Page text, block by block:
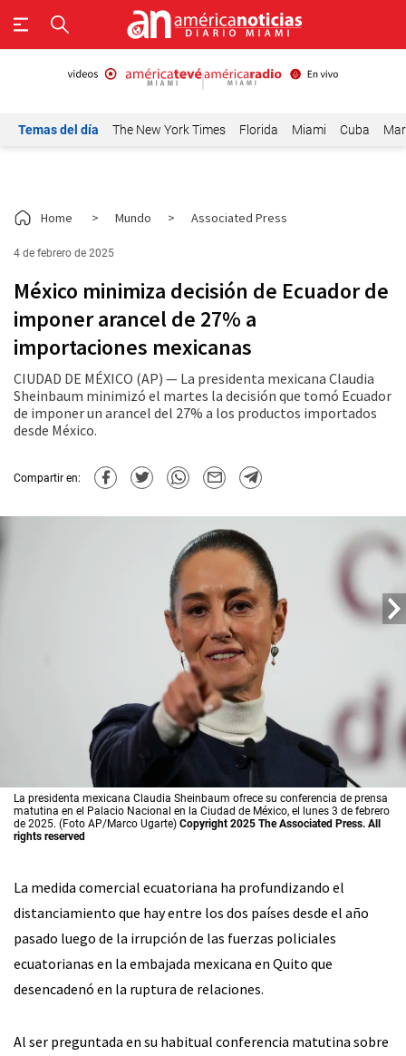
Temas del día The New York Times Florida Miami Cuba
Home > Mundo > Associated Press
4 de febrero de 2025
México minimiza decisión de Ecuador de
imponer arancel de 27% a
importaciones mexicanas
CIUDAD DE MÉXICO (AP) — La presidenta mexicana Claudia
Sheinbaum minimizó el martes la decisión que tomó Ecuador
de imponer un arancel del 27% a los productos importados
desde México.
Compartir en:
La presidenta mexicana Claudia Sheinbaum ofrece su conferencia de prensa
matutina en el Palacio Nacional en la Ciudad de México, el lunes 3 de febrero
de 2025. (Foto AP/Marco Ugarte) Copyright 2025 The Associated Press. All
rights reserved
La medida comercial ecuatoriana ha profundizando el
distanciamiento que hay entre los dos países desde el año
pasado luego de la irrupción de las fuerzas policiales
ecuatorianas en la embajada mexicana en Quito que
desencadenó en la ruptura de relaciones.
Al ser preguntada en su habitual conferencia matutina sobre